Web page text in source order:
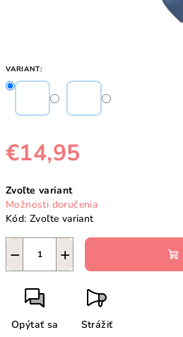
VARIANT:
€14,95
cena:
Zvoľte variant
Možnosti doručenia
Kód: Zvoľte variant
+
−
Opýtať sa Strážiť